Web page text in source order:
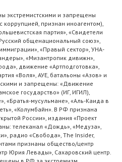
экстремистскими и запрещены
признан иноагентом),
партия», «Свидетели
общенациональный союз»,
«Правый сектор», УНА-
«Мизантропик дивижн»,
движение «Артподготовка»,
«Воля», АУЕ, батальоны «Азов» и
и запрещены: «Движение
государство» (ИГ, ИГИЛ),
«Братья-мусульмане», «Аль-Каида в
«Колумбайн». В РФ признана
России», издания «Проект
телеканал «Дождь», «Медуза»,
радио «Свобода», The Insider,
признаны общество/центр
Юрия Левады», Сахаровский центр.